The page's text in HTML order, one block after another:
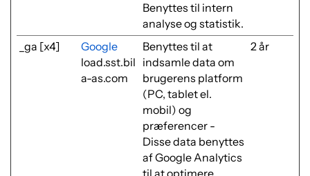
Benyttes til intern
analyse og statistik.
_ga [x4]
Google
load.sst.bil
a-as.com
Benyttes til at
indsamle data om
brugerens platform
(PC, tablet el.
mobil) og
præferencer -
Disse data benyttes
af Google Analytics
til at optimere
2 år